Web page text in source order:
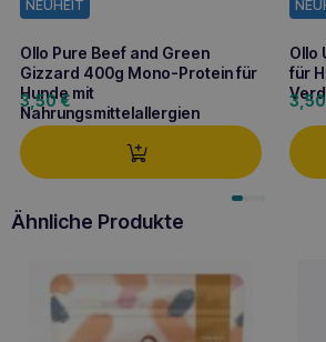
NEUHEIT
Ollo Pure Beef and Green
Gizzard 400g Mono-Protein für
Hunde mit
Nahrungsmittelallergien
3,50€
Ollo
für
Ähnliche Produkte